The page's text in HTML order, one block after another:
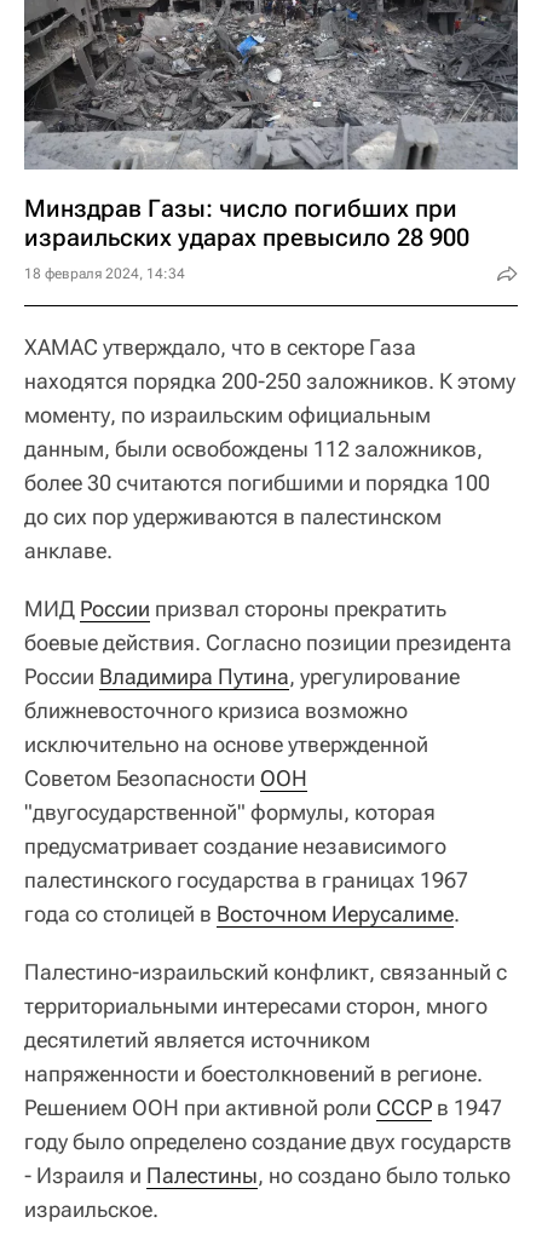
Минздрав Газы: число погибших при
израильских ударах превысило 28 900
18 февраля 2024, 14:34
ХАМАС утверждало, что в секторе Газа
находятся порядка 200-250 заложников. К этому
моменту, по израильским официальным
данным, были освобождены 112 заложников,
более 30 считаются погибшими и порядка 100
до сих пор удерживаются в палестинском
анклаве.
МИД России призвал стороны прекратить
боевые действия. Согласно позиции президента
России Владимира Путина, урегулирование
ближневосточного кризиса возможно
исключительно на основе утвержденной
Советом Безопасности ООН
"двугосударственной" формулы, которая
предусматривает создание независимого
палестинского государства в границах 1967
года со столицей в Восточном Иерусалиме.
Палестино-израильский конфликт, связанный с
территориальными интересами сторон, много
десятилетий является источником
напряженности и боестолкновений в регионе.
Решением ООН при активной роли СССР в 1947
году было определено создание двух государств
- Израиля и Палестины, но создано было только
израильское.